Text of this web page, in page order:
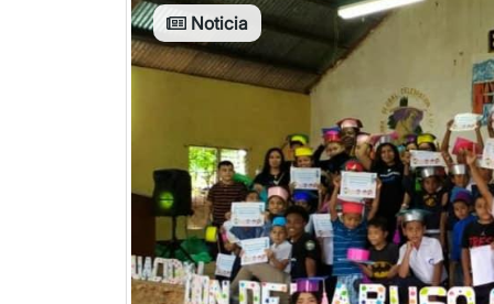
Noticia